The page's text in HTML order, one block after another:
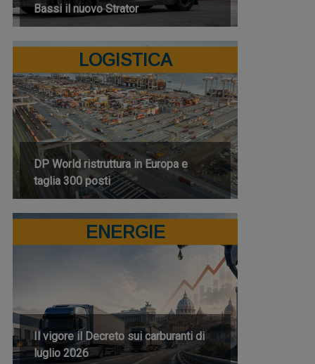
Bassi il nuovo Strator
LOGISTICA
DP World ristruttura in Europa e
taglia 300 posti
ENERGIE
Il vigore il Decreto sui carburanti di
luglio 2026